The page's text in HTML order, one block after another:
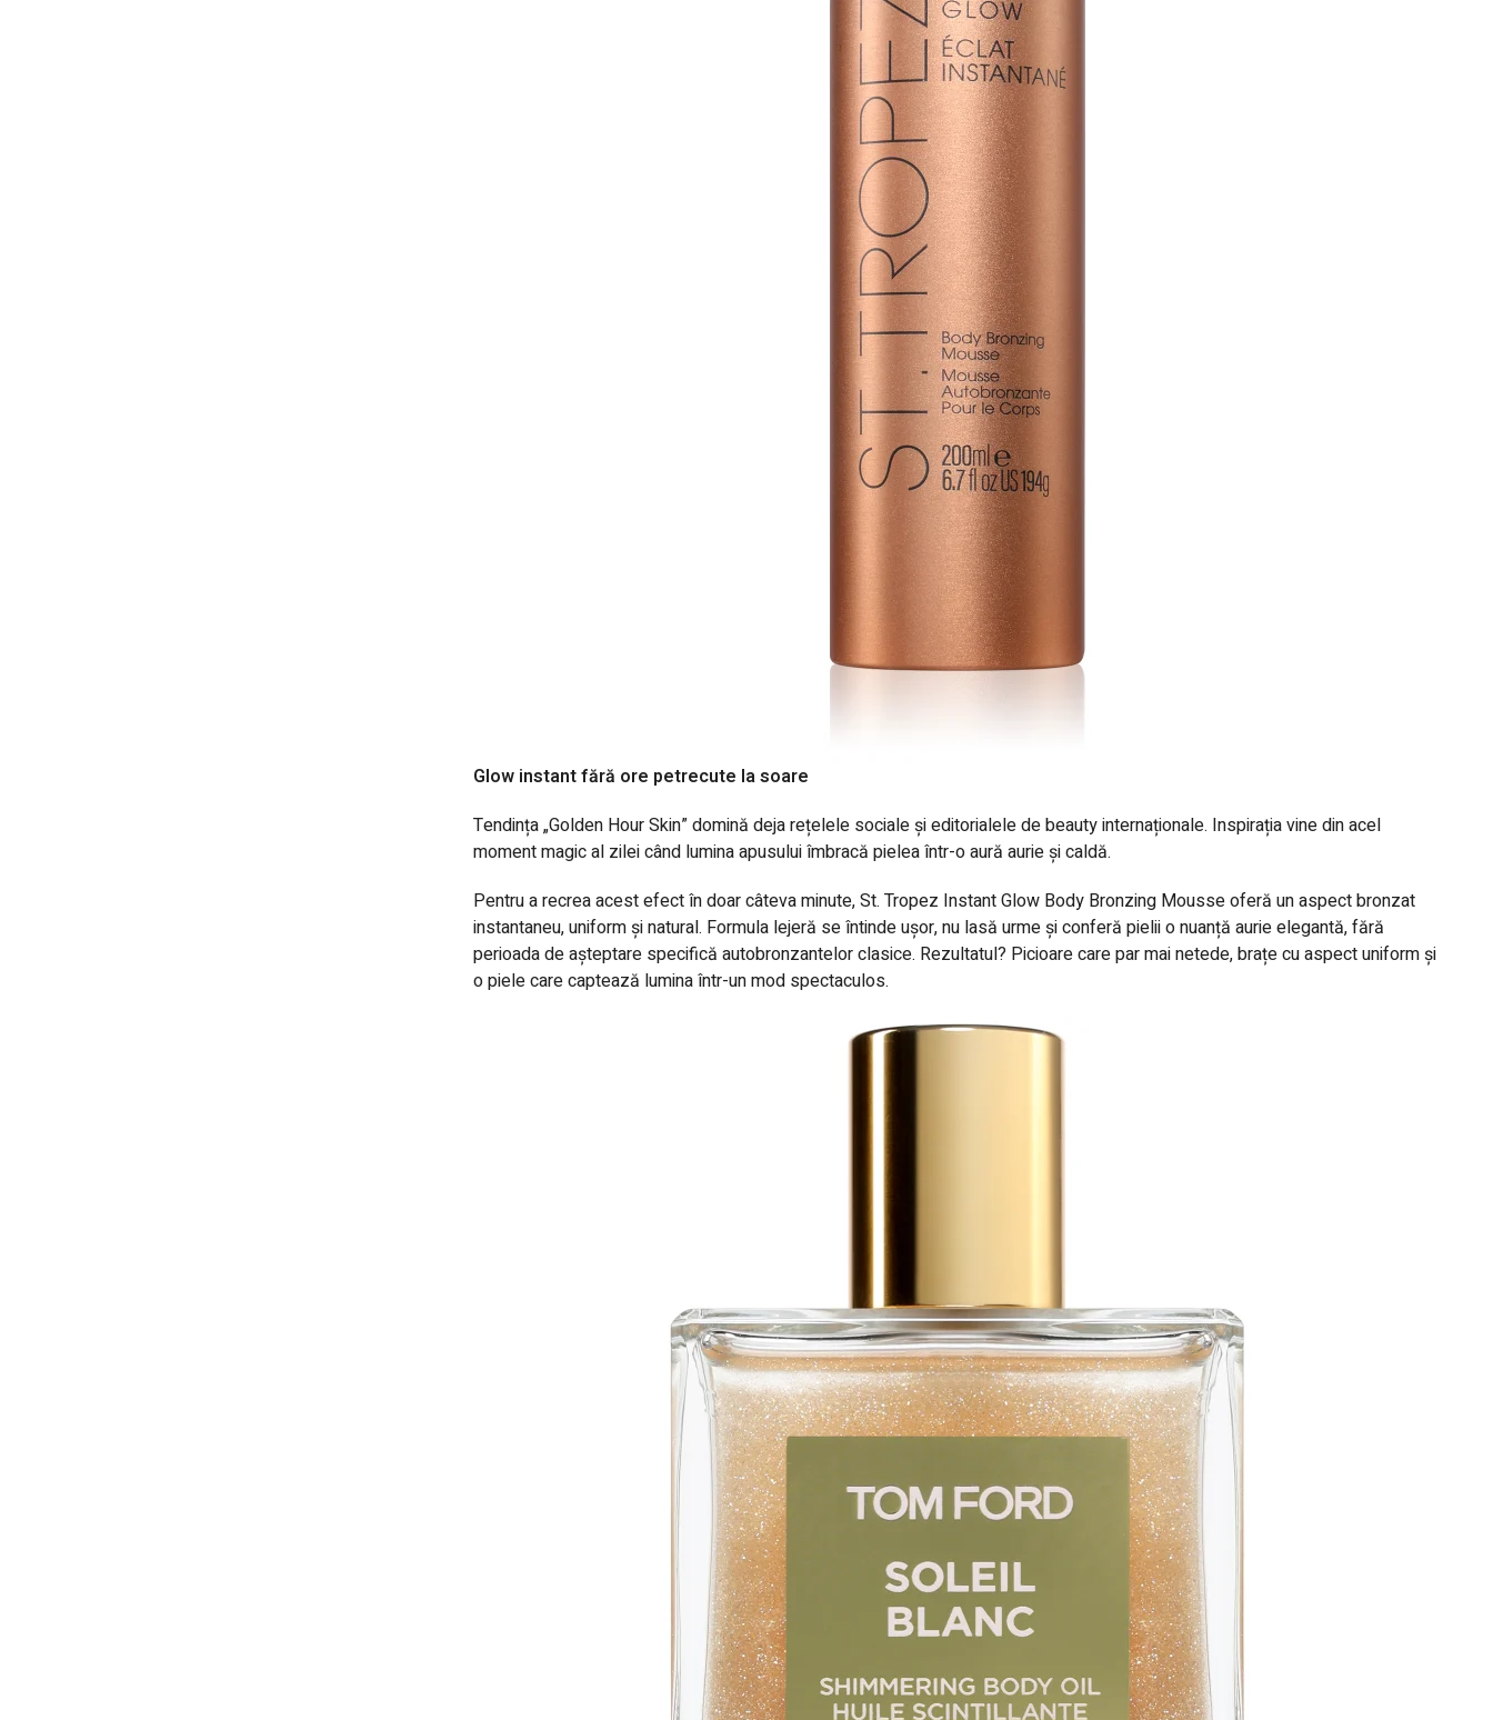
Glow instant fără ore petrecute la soare
Tendința „Golden Hour Skin” domină deja rețelele sociale și editorialele de beauty internaționale. Inspirația vine din acel
moment magic al zilei când lumina apusului îmbracă pielea într-o aură aurie și caldă.
Pentru a recrea acest efect în doar câteva minute,St. Tropez Instant Glow Body Bronzing Mousseoferă un aspect bronzat
instantaneu, uniform și natural. Formula lejeră se întinde ușor, nu lasă urme și conferă pielii o nuanță aurie elegantă, fără
perioada de așteptare specifică autobronzantelor clasice. Rezultatul? Picioare care par mai netede, brațe cu aspect uniform și
o piele care captează lumina într-un mod spectaculos.